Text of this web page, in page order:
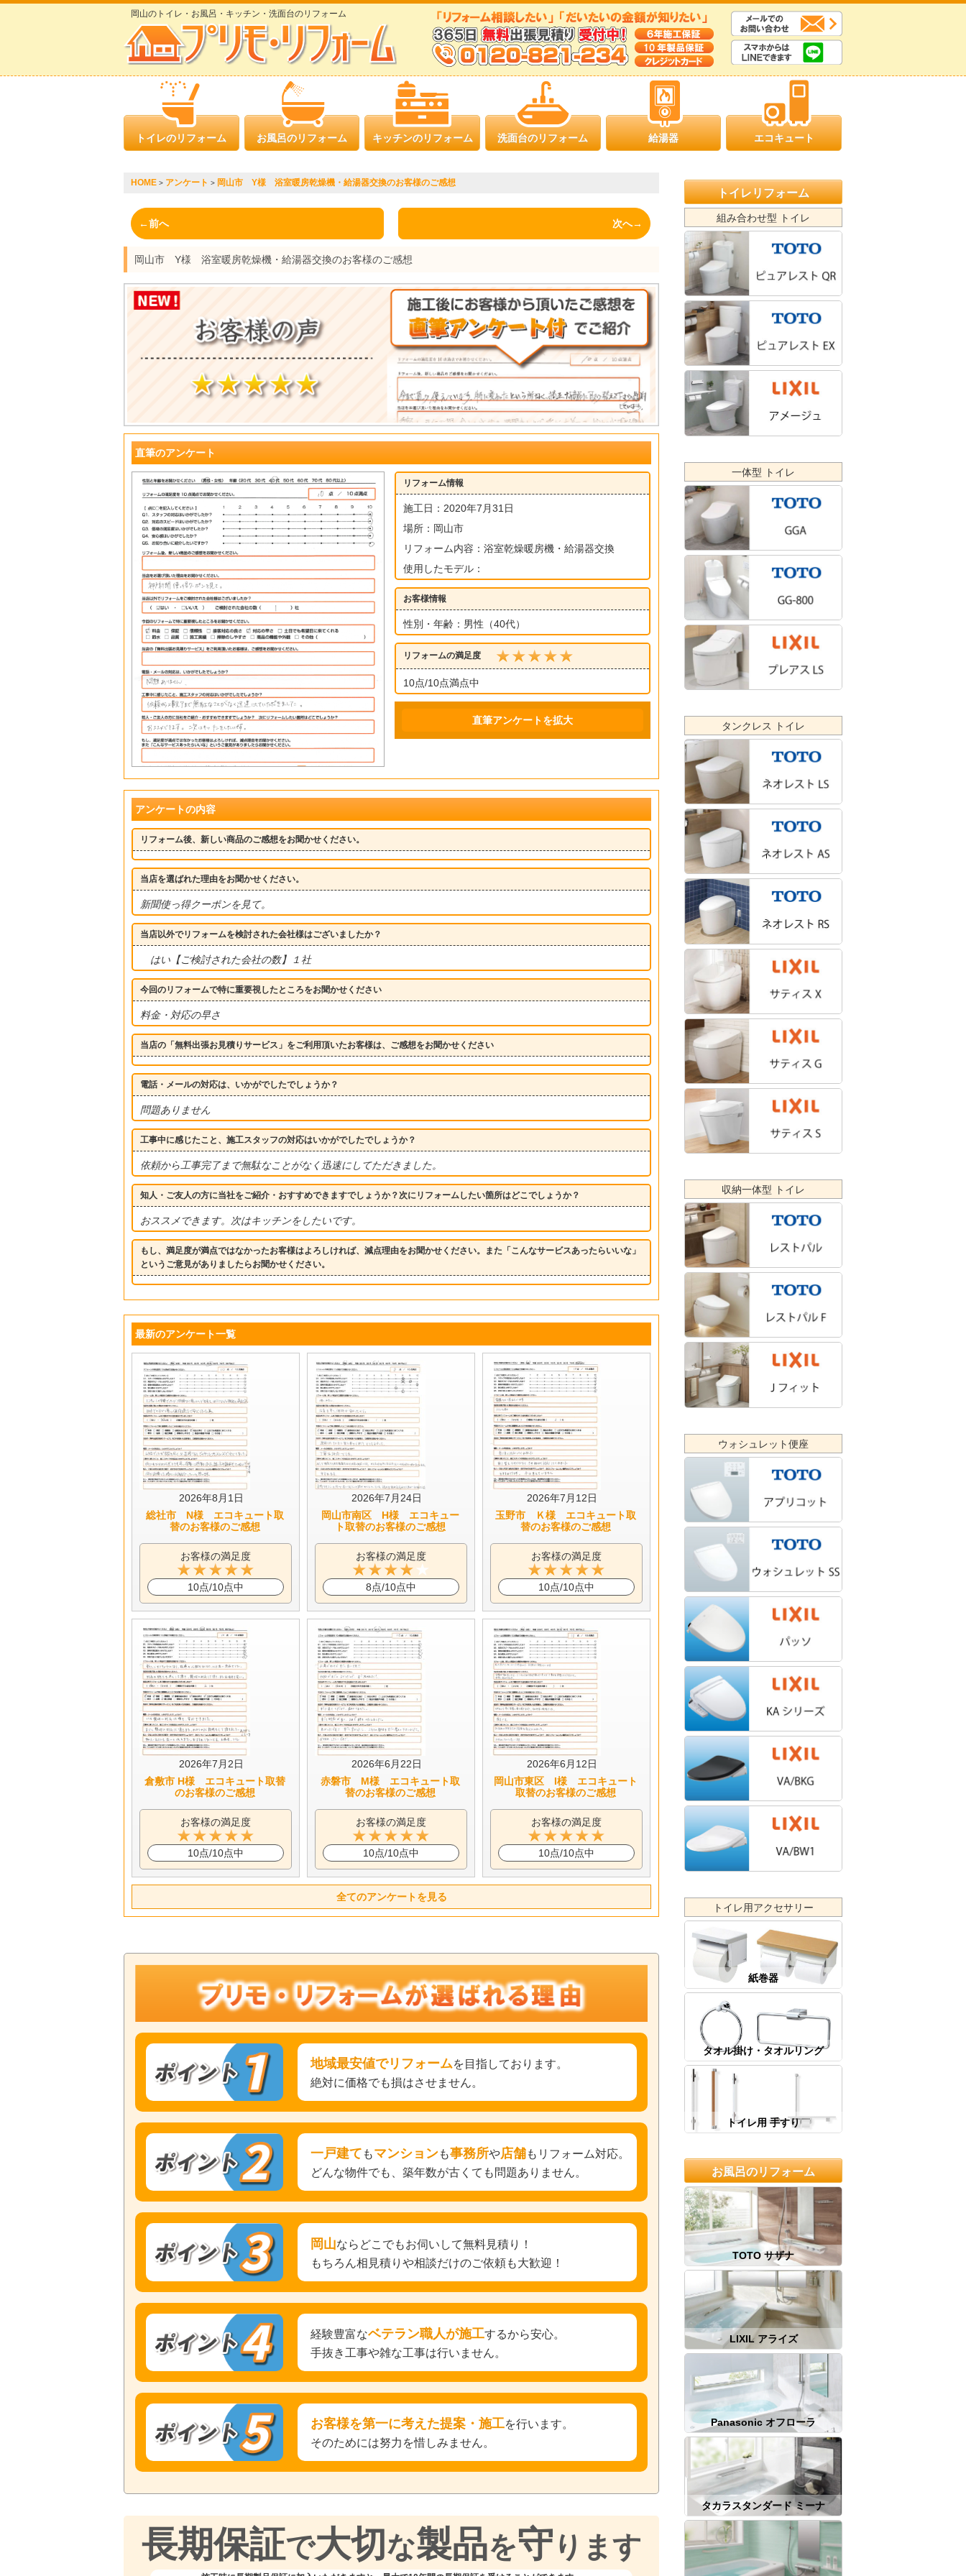
岡山のトイレ・お風呂・キッチン・洗面台のリフォーム
トイレのリフォーム お風呂のリフォーム キッチンのリフォーム 洗面台のリフォーム 給湯器 エコキュート
HOME > アンケート > 岡山市 Y様 浴室暖房乾燥機・給湯器交換のお客様のご感想
←前へ 次へ→
岡山市 Y様 浴室暖房乾燥機・給湯器交換のお客様のご感想
直筆のアンケート
リフォーム情報
施工日：2020年7月31日
場所：岡山市
リフォーム内容：浴室乾燥暖房機・給湯器交換
使用したモデル：
お客様情報
性別・年齢：男性（40代）
リフォームの満足度
10点/10点満点中
直筆アンケートを拡大
アンケートの内容
リフォーム後、新しい商品のご感想をお聞かせください。
当店を選ばれた理由をお聞かせください。
新聞使っ得クーポンを見て。
当店以外でリフォームを検討された会社様はございましたか？
はい【ご検討された会社の数】１社
今回のリフォームで特に重要視したところをお聞かせください
料金・対応の早さ
当店の「無料出張お見積りサービス」をご利用頂いたお客様は、ご感想をお聞かせください
電話・メールの対応は、いかがでしたでしょうか？
問題ありません
工事中に感じたこと、施工スタッフの対応はいかがでしたでしょうか？
依頼から工事完了まで無駄なことがなく迅速にしてただきました。
知人・ご友人の方に当社をご紹介・おすすめできますでしょうか？次にリフォームしたい箇所はどこでしょうか？
おススメできます。次はキッチンをしたいです。
もし、満足度が満点ではなかったお客様はよろしければ、減点理由をお聞かせください。また「こんなサービスあったらいいな」
というご意見がありましたらお聞かせください。
最新のアンケート一覧
2026年8月1日
総社市 N様 エコキュート取
替のお客様のご感想
お客様の満足度
10点/10点中
2026年7月24日
岡山市南区 H様 エコキュー
ト取替のお客様のご感想
お客様の満足度
8点/10点中
2026年7月12日
玉野市 Ｋ様 エコキュート取
替のお客様のご感想
お客様の満足度
10点/10点中
2026年7月2日
倉敷市 H様 エコキュート取替
のお客様のご感想
お客様の満足度
10点/10点中
2026年6月22日
赤磐市 M様 エコキュート取
替のお客様のご感想
お客様の満足度
10点/10点中
2026年6月12日
岡山市東区 I様 エコキュート
取替のお客様のご感想
お客様の満足度
10点/10点中
全てのアンケートを見る
地域最安値でリフォームを目指しております。
絶対に価格でも損はさせません。
一戸建て もマンションも事務所や店舗もリフォーム対応。
どんな物件でも、築年数が古くても問題ありません。
岡山ならどこでもお伺いして無料見積り！
もちろん相見積りや相談だけのご依頼も大歓迎！
経験豊富なベテラン職人が施工するから安心。
手抜き工事や雑な工事は行いません。
お客様を第一に考えた提案・施工を行います。
そのためには努力を惜しみません。
長期保証で大切 な製品を守 ります
トイレリフォーム
組み合わせ型 トイレ
一体型 トイレ
タンクレス トイレ
収納一体型 トイレ
ウォシュレット便座
トイレ用アクセサリー
紙巻器
タオル掛け・タオルリング
トイレ用 手すり
お風呂のリフォーム
TOTO サザナ
LIXIL アライズ
Panasonic オフローラ
タカラスタンダード ミーナ